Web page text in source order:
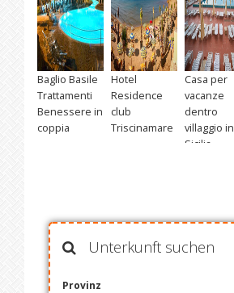
Baglio Basile
Trattamenti
Benessere in
coppia
Hotel
Residence
club
Triscinamare
Casa per
vacanze
dentro
villaggio in
Sicilia
Unterkunft suchen
Provinz